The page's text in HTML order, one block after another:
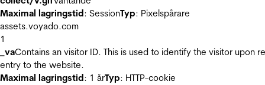
Maximal lagringstid: SessionTyp: Pixelspårare
assets.voyado.com
1
_vaContains an visitor ID. This is used to identify the visitor upon
entry to the website.
Maximal lagringstid: 1 årTyp: HTTP-cookie